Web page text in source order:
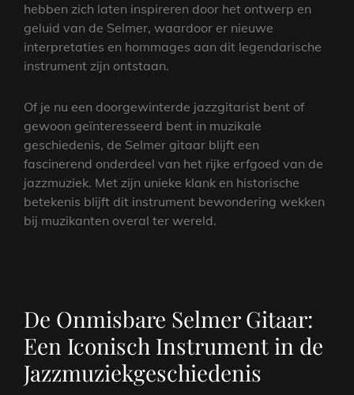
hebben zich laten inspireren door het ontwerp en
geluid van de Selmer, waardoor er nieuwe
interpretaties en hommages aan dit legendarische
instrument zijn ontstaan.
Of je nu een doorgewinterde jazzgitarist bent of
gewoon geïnteresseerd bent in muzikale
geschiedenis, de Selmer gitaar blijft een
fascinerend onderdeel van het rijke erfgoed van de
jazzmuziek. Met zijn unieke klank en historische
betekenis blijft dit instrument bewondering wekken
bij muzikanten overal ter wereld.
De Onmisbare Selmer Gitaar:
Een Iconisch Instrument in de
Jazzmuziekgeschiedenis